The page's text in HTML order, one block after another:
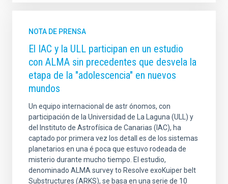
NOTA DE PRENSA
El IAC y la ULL participan en un estudio
con ALMA sin precedentes que desvela la
etapa de la "adolescencia" en nuevos
mundos
Un equipo internacional de astr ónomos, con
participación de la Universidad de La Laguna (ULL) y
del Instituto de Astrofísica de Canarias (IAC), ha
captado por primera vez los detall es de los sistemas
planetarios en una é poca que estuvo rodeada de
misterio durante mucho tiempo. El estudio,
denominado ALMA survey to Resolve exoKuiper belt
Substructures (ARKS), se basa en una serie de 10